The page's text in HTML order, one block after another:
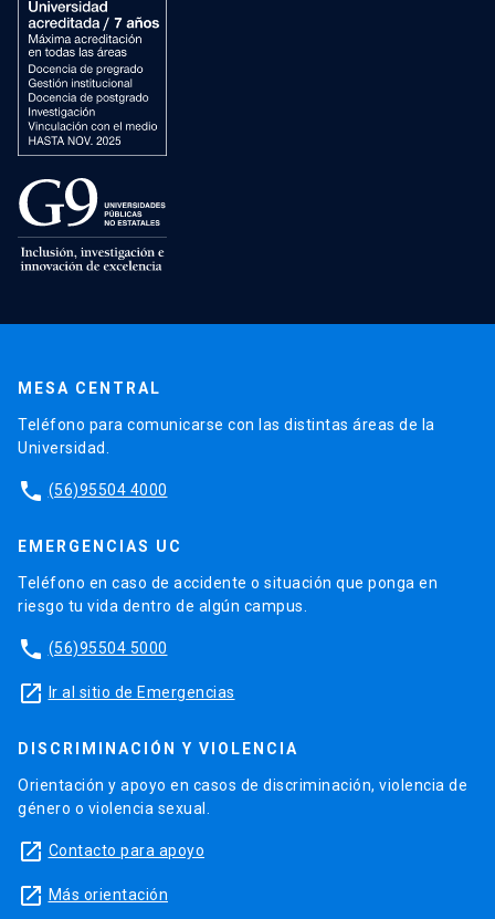
MESA CENTRAL
Teléfono para comunicarse con las distintas áreas de la
Universidad.
phone (56)95504 4000
EMERGENCIAS UC
Teléfono en caso de accidente o situación que ponga en
riesgo tu vida dentro de algún campus.
phone (56)95504 5000
launch Ir al sitio de Emergencias
DISCRIMINACIÓN Y VIOLENCIA
Orientación y apoyo en casos de discriminación, violencia de
género o violencia sexual.
launch Contacto para apoyo
launch Más orientación